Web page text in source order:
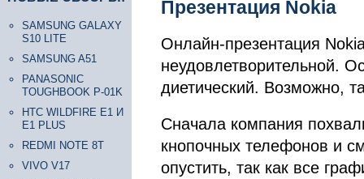
SAMSUNG GALAXY
S10 LITE
SAMSUNG A51
PANASONIC
TOUGHBOOK P-01K
HTC WILDFIRE E1 И
E1 PLUS
REDMI NOTE 8T
VIVO V17
Презентация Nokia
Онлайн-презентация
неудовлетворительной.
диетический. Возможно,
Сначала компания
кнопочных телефонов и
опустить, так как все